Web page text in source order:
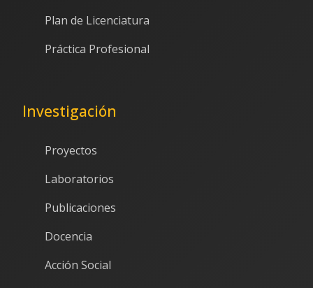
Plan de Licenciatura
Práctica Profesional
Investigación
Proyectos
Laboratorios
Publicaciones
Docencia
Acción Social